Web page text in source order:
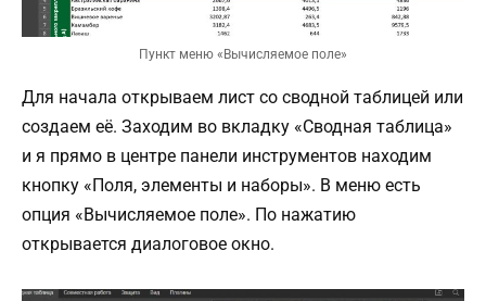
Пункт меню «Вычисляемое поле»
Для начала открываем лист со сводной таблицей или
создаем её. Заходим во вкладку «Сводная таблица»
и я прямо в центре панели инструментов находим
кнопку «Поля, элементы и наборы». В меню есть
опция «Вычисляемое поле». По нажатию
открывается диалоговое окно.